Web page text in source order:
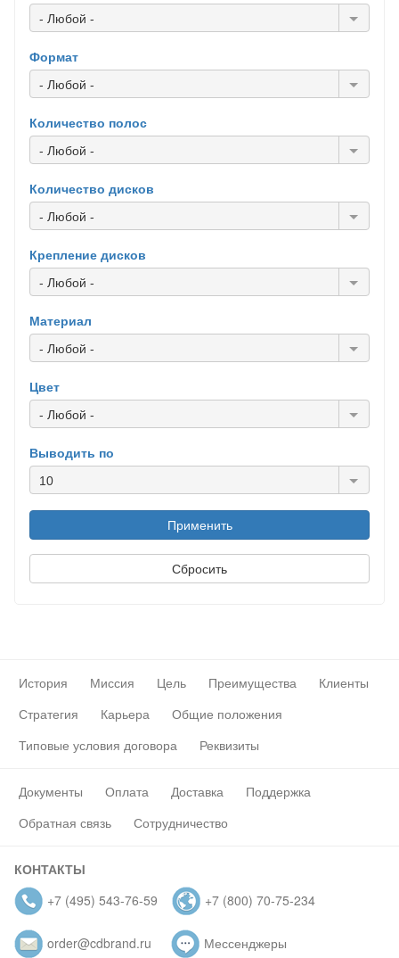
- Любой -
Формат
- Любой -
Количество полос
- Любой -
Количество дисков
- Любой -
Крепление дисков
- Любой -
Материал
- Любой -
Цвет
- Любой -
Выводить по
10
История Миссия Цель Преимущества
Клиенты
Стратегия
Карьера
Общие положения
Типовые условия договора
Реквизиты
Документы Оплата Доставка
Поддержка
Обратная связь
Сотрудничество
КОНТАКТЫ
+7 (495) 543-76-59
+7 (800) 70-75-234
order@cdbrand.ru Мессенджеры